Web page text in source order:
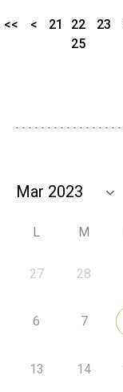
<< < 21 22 23
25
L M
27 28
6 7
13 14